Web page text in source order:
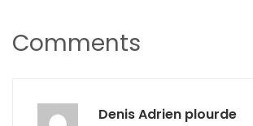
Comments
Denis Adrien plourde